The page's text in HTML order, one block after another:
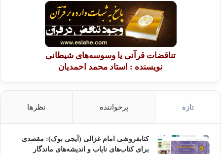
تناقضات قرآنی یا وسوسه‌های شیطانی
نویسنده : استاد محمد احمدیان
تازه پرخواننده نظرها
کتابفروشی امام غزالی (آیجی بوک): مقصدی
برای کتاب‌های نایاب و اندیشه‌های ماندگار